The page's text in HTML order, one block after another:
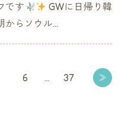
です
GWに日帰り韓
からソウル...
6 … 37